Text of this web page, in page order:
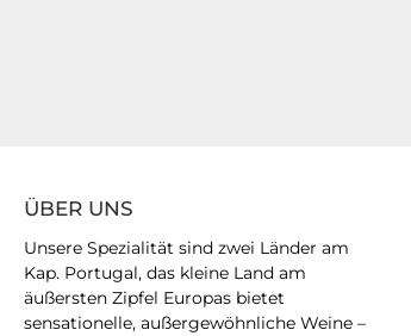
ÜBER UNS
Unsere Spezialität sind zwei Länder am
Kap. Portugal, das kleine Land am
äußersten Zipfel Europas bietet
sensationelle, außergewöhnliche Weine –